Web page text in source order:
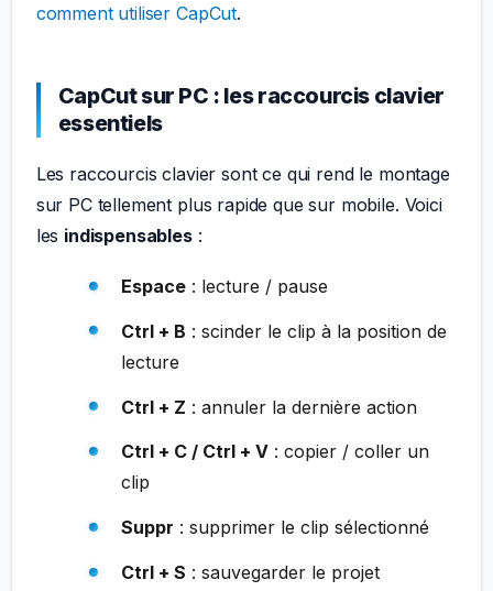
comment utiliser CapCut.
CapCut sur PC : les raccourcis clavier
essentiels
Les raccourcis clavier sont ce qui rend le montage
sur PC tellement plus rapide que sur mobile. Voici
les indispensables:
Espace: lecture / pause
Ctrl + B : scinder le clip à la position de
lecture
Ctrl + Z : annuler la dernière action
Ctrl + C / Ctrl + V: copier / coller un
clip
Suppr : supprimer le clip sélectionné
Ctrl + S : sauvegarder le projet